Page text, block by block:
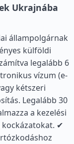
Ukrajnába
állampolgárnak
külföldi
legalább 6
vízum (e-
kétszeri
Legalább 30
a kezelési
kockázatokat. ✔